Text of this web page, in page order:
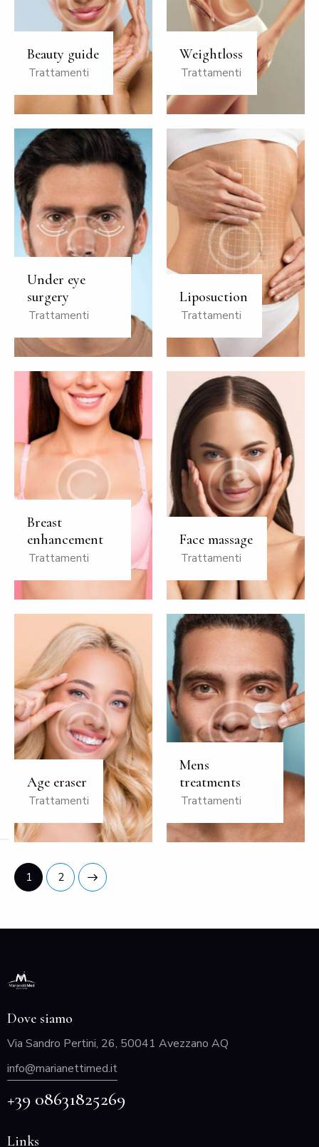
Beauty guide
Trattamenti
Weightloss
Trattamenti
Under eye
surgery
Trattamenti
Liposuction
Trattamenti
Breast
enhancement
Trattamenti
Face massage
Trattamenti
Age eraser
Trattamenti
Mens
treatments
Trattamenti
1 2
Dove siamo
Via Sandro Pertini, 26, 50041 Avezzano AQ
info@marianettimed.it
+39 08631825269
Links